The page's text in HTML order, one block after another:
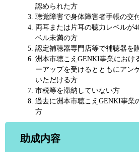
認められた方
聴覚障害で身体障害者手帳の交
両耳または片耳の聴力レベルが
ベル未満の方
認定補聴器専門店等で補聴器を
洲本市聴こえGENKI事業におけ
ーアップを受けるとともにアン
いただける方
市税等を滞納していない方
過去に洲本市聴こえGENKI事業
方
助成内容